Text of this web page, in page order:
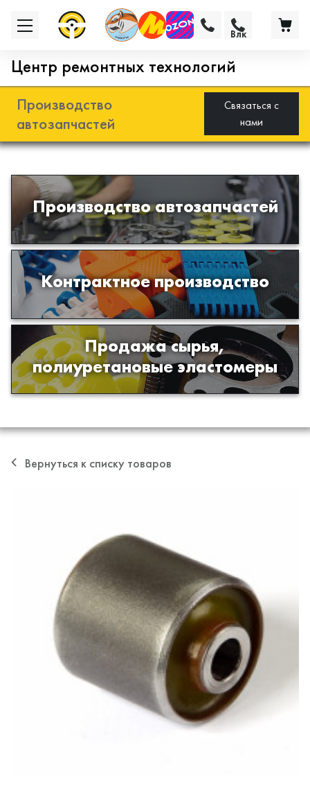
Центр ремонтных технологий
Производство
автозапчастей
Связаться с
нами
Производство автозапчастей
Разработка и производство деталей
из эластомеров для подвески
автомобиля
Контрактное производство
Производство изделий из пластиков
и полимеров по образцам либо
чертежам заказчика
Продажа сырья,
полиуретановые эластомеры
Продажа сырья для производства
изделий из полиуретана
Влк
Вернуться к списку товаров